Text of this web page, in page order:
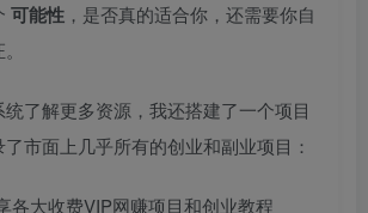
可能性 ，是否真的适合你，还需要你自
了解更多资源，我还搭建了一个项目
市面上几乎所有的创业和副业项目：
各大收费VIP网赚项目和创业教程